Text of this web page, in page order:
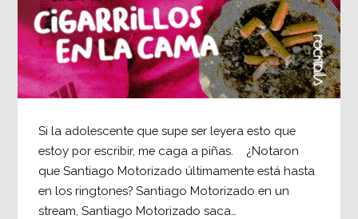
Si la adolescente que supe ser leyera esto que
estoy por escribir, me caga a piñas. ¿Notaron
que Santiago Motorizado últimamente está hasta
en los ringtones? Santiago Motorizado en un
stream, Santiago Motorizado saca…